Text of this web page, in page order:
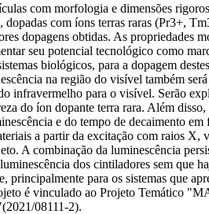
com morfologia e dimensões
com íons terras raras (Pr3+,
dopagens obtidas. As propriedades
seu potencial tecnológico como
biológicos, para a dopagem
na região do visível também
infravermelho para o visível. Serão
do íon dopante terra rara. Além
e do tempo de decaimento
a partir da excitação com raios
A combinação da luminescência
dos cintiladores sem que
para os sistemas que
é vinculado ao Projeto
08111-2).